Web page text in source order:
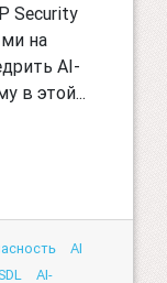
Security
на
AI-
в этой...
AI
AI-